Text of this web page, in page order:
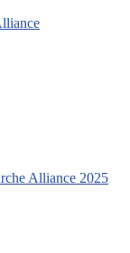
Alliance 2025